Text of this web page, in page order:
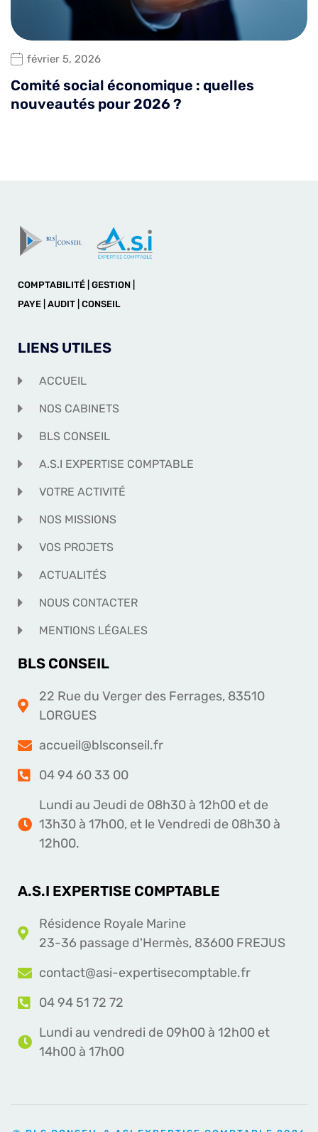
février 5, 2026
Comité social économique : quelles
nouveautés pour 2026 ?
COMPTABILITÉ | GESTION |
PAYE | AUDIT | CONSEIL
LIENS UTILES
ACCUEIL
NOS CABINETS
BLS CONSEIL
A.S.I EXPERTISE COMPTABLE
VOTRE ACTIVITÉ
NOS MISSIONS
VOS PROJETS
ACTUALITÉS
NOUS CONTACTER
MENTIONS LÉGALES
BLS CONSEIL
22 Rue du Verger des Ferrages, 83510
LORGUES
accueil@blsconseil.fr
04 94 60 33 00
Lundi au Jeudi de 08h30 à 12h00 et de
13h30 à 17h00, et le Vendredi de 08h30 à
12h00.
A.S.I EXPERTISE COMPTABLE
Résidence Royale Marine
23-36 passage d'Hermès, 83600 FREJUS
contact@asi-expertisecomptable.fr
04 94 51 72 72
Lundi au vendredi de 09h00 à 12h00 et
14h00 à 17h00